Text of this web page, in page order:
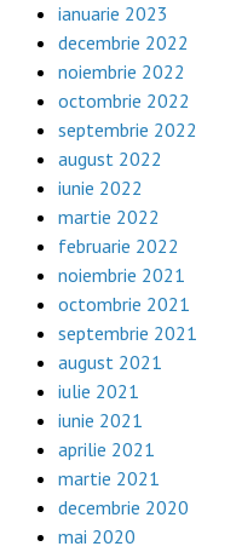
ianuarie 2023
decembrie 2022
noiembrie 2022
octombrie 2022
septembrie 2022
august 2022
iunie 2022
martie 2022
februarie 2022
noiembrie 2021
octombrie 2021
septembrie 2021
august 2021
iulie 2021
iunie 2021
aprilie 2021
martie 2021
decembrie 2020
mai 2020